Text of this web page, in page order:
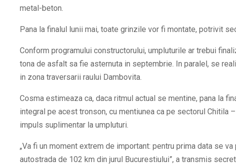
metal-beton.
Pana la finalul lunii mai, toate grinzile vor fi montate, potrivit
Conform programului constructorului, umpluturile ar trebui
tona de asfalt sa fie asternuta in septembrie. In paralel, se
in zona traversarii raului Dambovita.
Cosma estimeaza ca, daca ritmul actual se mentine, pana la
integral pe acest tronson, cu mentiunea ca pe sectorul Chitila
impuls suplimentar la umpluturi.
„Va fi un moment extrem de important: pentru prima data se
autostrada de 102 km din jurul Bucurestiului”, a transmis